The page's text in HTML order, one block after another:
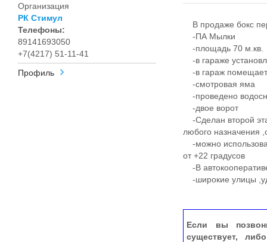
Организация
РК Стимул
Телефоны:
89141693050
+7(4217) 51-11-41
Профиль
В продаже бокс
-ПА Мылки
-площадь 70 м.кв.
-в гараже
-в гараж
-смотровая яма
-проведено
-двое ворот
-Сделан второй
любого назначения
-можно
от +22 градусов
-В
-широкие улицы
Если вы
существует,